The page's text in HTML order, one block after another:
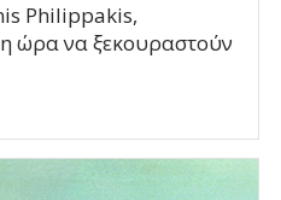
Philippakis,
ώρα να ξεκουραστούν